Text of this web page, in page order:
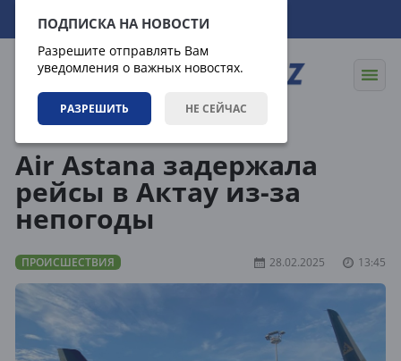
ПОДПИСКА НА НОВОСТИ
Разрешите отправлять Вам
уведомления о важных новостях.
РАЗРЕШИТЬ НЕ СЕЙЧАС
06.08.2026 17:14:48
Air Astana задержала
рейсы в Актау из-за
непогоды
ПРОИСШЕСТВИЯ 28.02.2025 13:45